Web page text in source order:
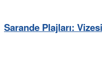
Sarande Plajları: